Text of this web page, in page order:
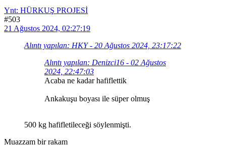
Ynt: HÜRKUŞ PROJESİ
#503
21 Ağustos 2024, 02:27:19
Alıntı yapılan: HKY - 20 Ağustos 2024, 23:17:22
Alıntı yapılan: Denizci16 - 02 Ağustos
2024, 22:47:03
Acaba ne kadar hafiflettik
Ankakuşu boyası ile süper olmuş
500 kg hafifletileceği söylenmişti.
Muazzam bir rakam